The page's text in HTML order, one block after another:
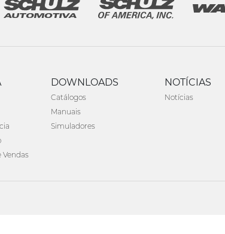
Vendas
DOWNLOADS
Catálogos
Manuais
Simuladores
NOTÍCIAS
Notícias